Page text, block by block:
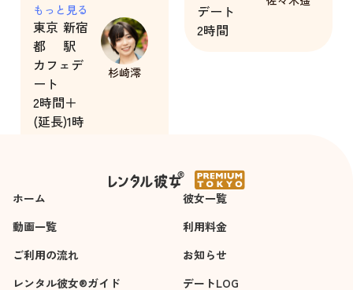
も自然に笑顔になり
ました。
とても綺麗な方なの
で、少し緊張しまし
たが、楽しい時間を
過ごせました。
もっと見る
東京
都
新宿
駅
カフェデ
ート
2時間＋
(延長)1時
杉崎澪
デート
2時間
ホーム
彼女一覧
動画一覧
利用料金
ご利用の流れ
お知らせ
レンタル彼女®ガイド
デートLOG